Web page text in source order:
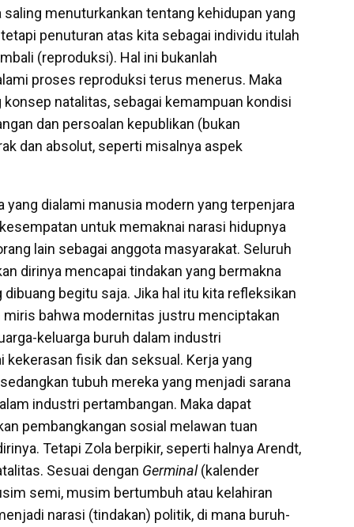
menuturkankan tentang kehidupan yang
penuturan atas kita sebagai individu itulah
(reproduksi). Hal ini bukanlah
proses reproduksi terus menerus. Maka
natalitas, sebagai kemampuan kondisi
dan persoalan kepublikan (bukan
dan absolut, seperti misalnya aspek
yang dialami manusia modern yang terpenjara
untuk memaknai narasi hidupnya
lain sebagai anggota masyarakat. Seluruh
dirinya mencapai tindakan yang bermakna
begitu saja. Jika hal itu kita refleksikan
miris bahwa modernitas justru menciptakan
keluarga buruh dalam industri
kekerasan fisik dan seksual. Kerja yang
tubuh mereka yang menjadi sarana
industri pertambangan. Maka dapat
pembangkangan sosial melawan tuan
Tetapi Zola berpikir, seperti halnya Arendt,
Sesuai dengan Germinal(kalender
semi, musim bertumbuh atau kelahiran
narasi (tindakan) politik, di mana buruh-